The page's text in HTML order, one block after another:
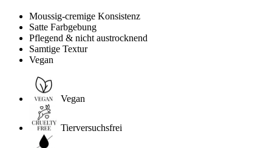
Moussig-cremige Konsistenz
Satte Farbgebung
Pflegend & nicht austrocknend
Samtige Textur
Vegan
Vegan
Tierversuchsfrei